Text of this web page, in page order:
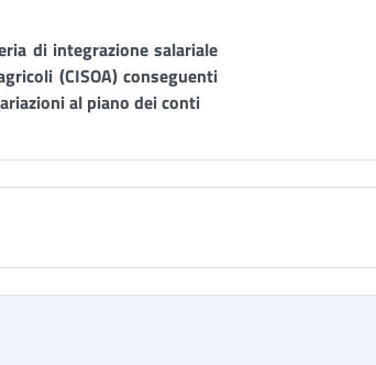
di integrazione salariale
(CISOA) conseguenti
al piano dei conti